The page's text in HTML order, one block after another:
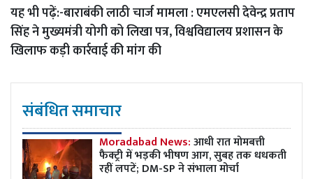
यह भी पढ़ें:-बाराबंकी लाठी चार्ज मामला : एमएलसी देवेन्द्र प्रताप
सिंह ने मुख्यमंत्री योगी को लिखा पत्र, विश्वविद्यालय प्रशासन के
खिलाफ कड़ी कार्रवाई की मांग की
संबंधित समाचार
Moradabad News:आधी रात मोमबत्ती
फैक्ट्री में भड़की भीषण आग, सुबह तक धधकती
रहीं लपटें; DM-SP ने संभाला मोर्चा